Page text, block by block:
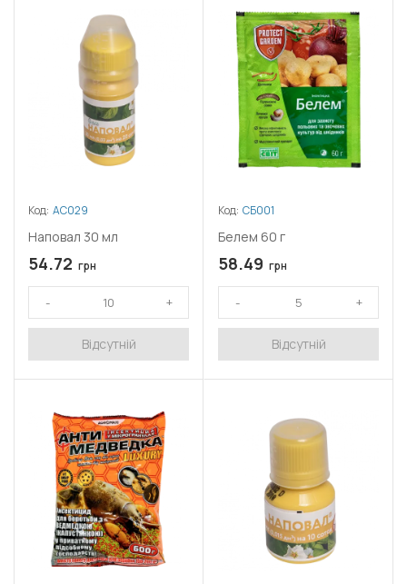
Код: АС029
Наповал 30 мл
54.72 грн
Відсутній
Код: СБ001
Белем 60 г
58.49 грн
Відсутній